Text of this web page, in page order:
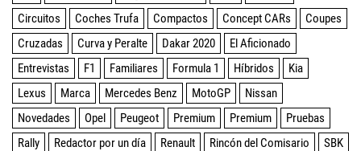
Circuitos
Coches Trufa Compactos Concept CARs
Coupes
Cruzadas
Curva y Peralte Dakar 2020
El Aficionado
Entrevistas
F1 Familiares Formula 1 Híbridos
Kia
Lexus
Marca Mercedes Benz MotoGP
Nissan
Novedades
Opel Peugeot Premium Premium
Pruebas
Rally
Redactor por un día Renault Rincón del Comisario
SBK